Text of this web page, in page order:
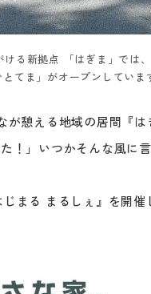
る新拠点 「はぎま」で
とてま」がオープンしてい
憩える地域の居間『
！」いつかそんな風に
まる まるしぇ』を開